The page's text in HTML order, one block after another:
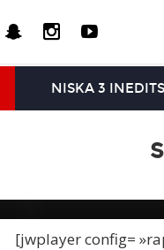
NISKA 3 INEDITS
[jwplayer config=